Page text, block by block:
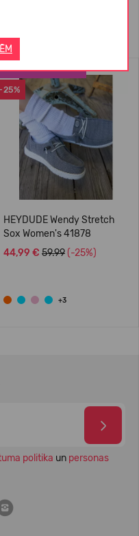
25%
PĀRDOTAIS
HEYDUDE Wendy Stretch
Sox Women's 41878
44,99 € 59.99 (-25%)
+3
politika un personas